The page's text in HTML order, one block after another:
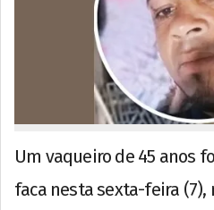
Um vaqueiro de 45 anos
faca nesta sexta-feira